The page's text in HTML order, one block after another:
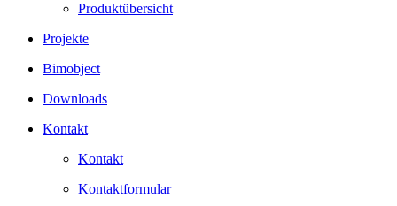
Produktübersicht
Projekte
Bimobject
Downloads
Kontakt
Kontakt
Kontaktformular